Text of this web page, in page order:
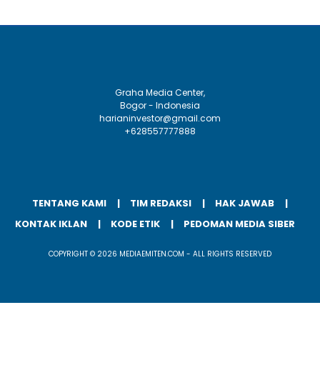
Graha Media Center,
Bogor - Indonesia
harianinvestor@gmail.com
+628557777888
TENTANG KAMI TIM REDAKSI
HAK JAWAB
KONTAK IKLAN
KODE ETIK PEDOMAN MEDIA SIBER
COPYRIGHT © 2026 MEDIAEMITEN.COM - ALL RIGHTS RESERVED